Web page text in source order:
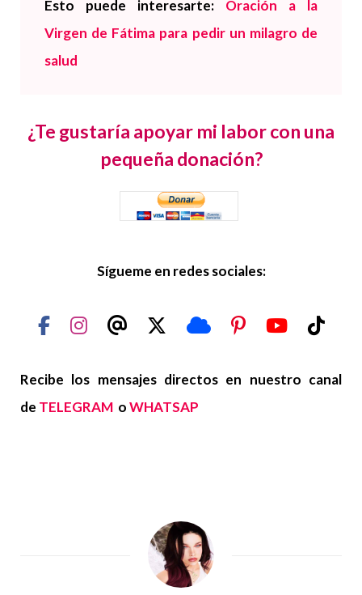
Esto puede interesarte: Oración a la
Virgen de Fátima para pedir un milagro de
salud
¿Te gustaría apoyar mi labor con una
pequeña donación?
Sígueme en redes sociales:
Recibe los mensajes directos en nuestro canal
de TELEGRAM oWHATSAP